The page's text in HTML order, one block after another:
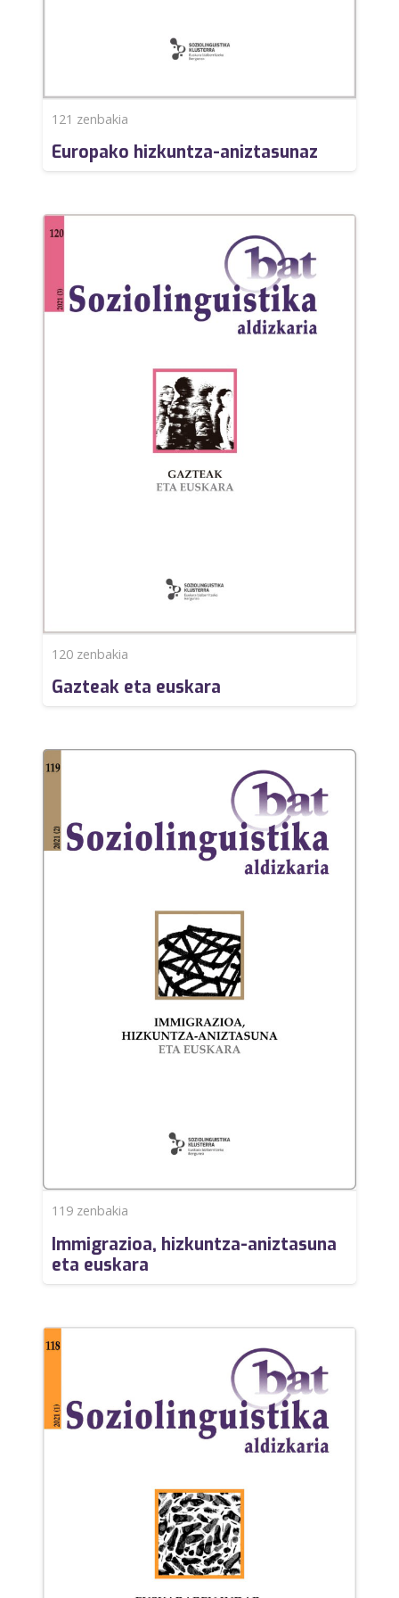
121 zenbakia
Europako hizkuntza-aniztasunaz
120 zenbakia
Gazteak eta euskara
119 zenbakia
Immigrazioa, hizkuntza-aniztasuna
eta euskara